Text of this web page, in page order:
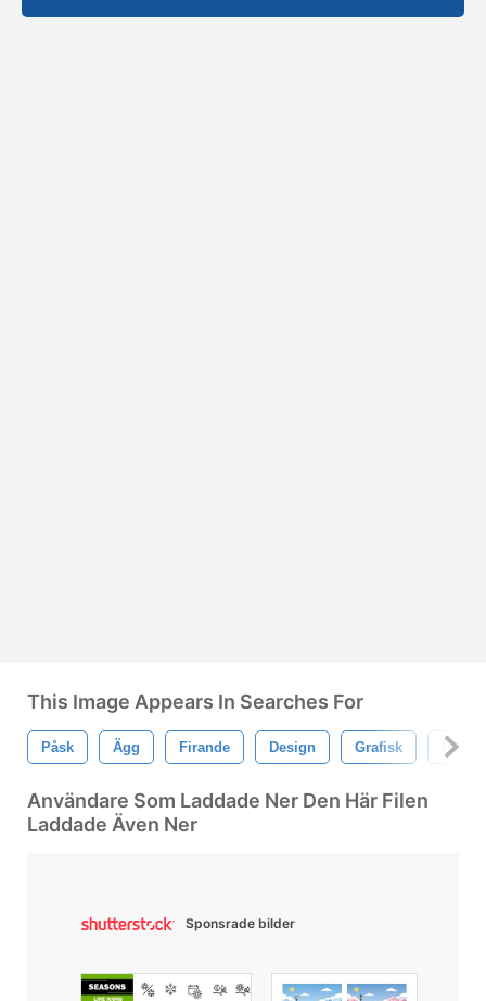
This Image Appears In Searches For
Påsk Ägg Firande Design Grafisk
Användare Som Laddade Ner Den Här Filen
Laddade Även Ner
Sponsrade bilder